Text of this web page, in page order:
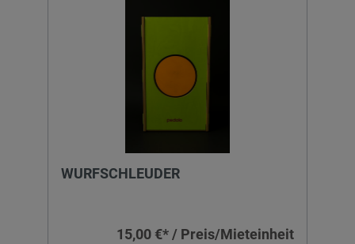
WURFSCHLEUDER
15,00 €* / Preis/Mieteinheit